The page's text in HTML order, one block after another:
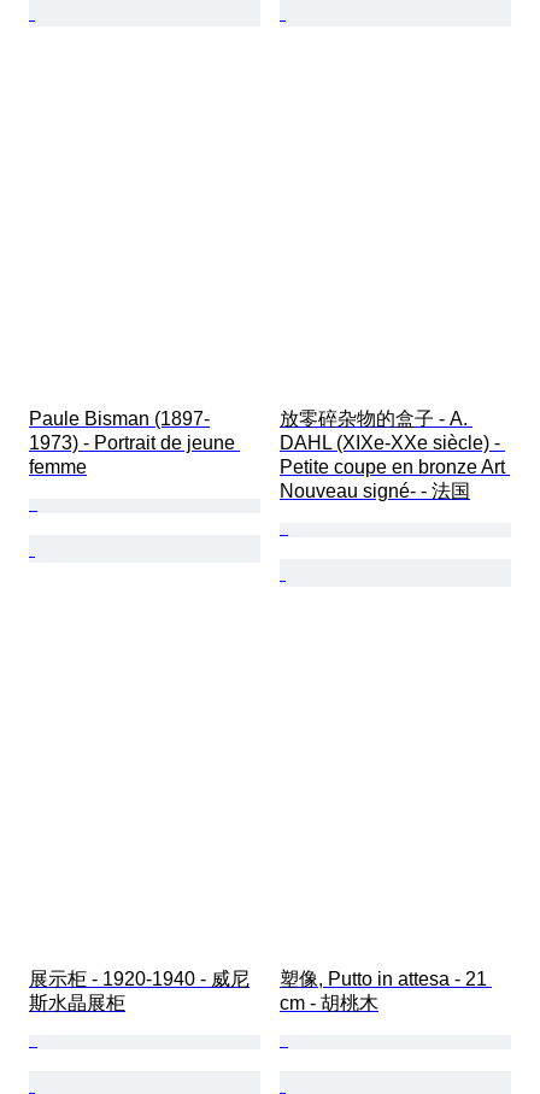
Paule Bisman (1897-
1973) - Portrait de jeune
femme
放零碎杂物的盒子 - A.
DAHL (XIXe-XXe siècle) -
Petite coupe en bronze Art
Nouveau signé- - 法国
展示柜 - 1920-1940 - 威尼
斯水晶展柜
塑像, Putto in attesa - 21
cm - 胡桃木